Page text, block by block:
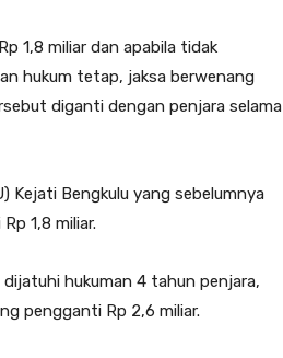
1,8 miliar dan apabila tidak
hukum tetap, jaksa berwenang
diganti dengan penjara selama
Kejati Bengkulu yang sebelumnya
1,8 miliar.
hukuman 4 tahun penjara,
pengganti Rp 2,6 miliar.